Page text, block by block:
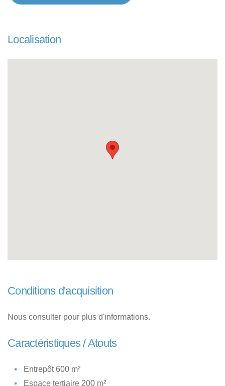
Localisation
Conditions d'acquisition
Nous consulter pour plus d'informations.
Caractéristiques / Atouts
Entrepôt 600 m²
Espace tertiaire 200 m²